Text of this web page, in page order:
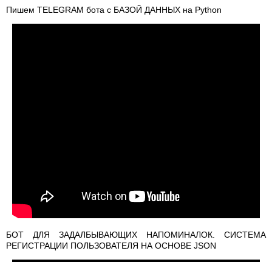
Пишем TELEGRAM бота с БАЗОЙ ДАННЫХ на Python
БОТ ДЛЯ ЗАДАЛБЫВАЮЩИХ НАПОМИНАЛОК. СИСТЕМА
РЕГИСТРАЦИИ ПОЛЬЗОВАТЕЛЯ НА ОСНОВЕ JSON